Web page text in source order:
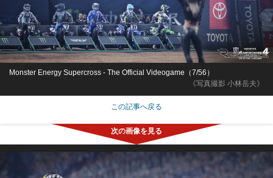
《写真撮影 小林岳夫》
Monster Energy Supercross - The Official Videogame（7/56）
この記事へ戻る